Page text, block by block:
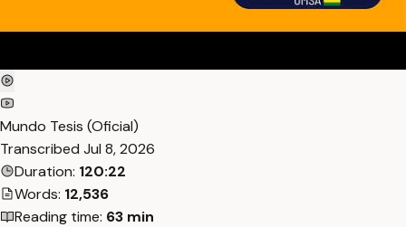
Mundo Tesis (Oficial)
Transcribed Jul 8, 2026
Duration: 120:22
Words: 12,536
Reading time: 63 min